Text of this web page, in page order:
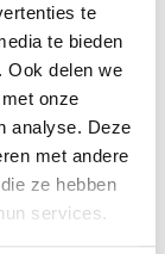
te
te bieden
Ook delen we
onze
analyse. Deze
met andere
ze hebben
services.
-